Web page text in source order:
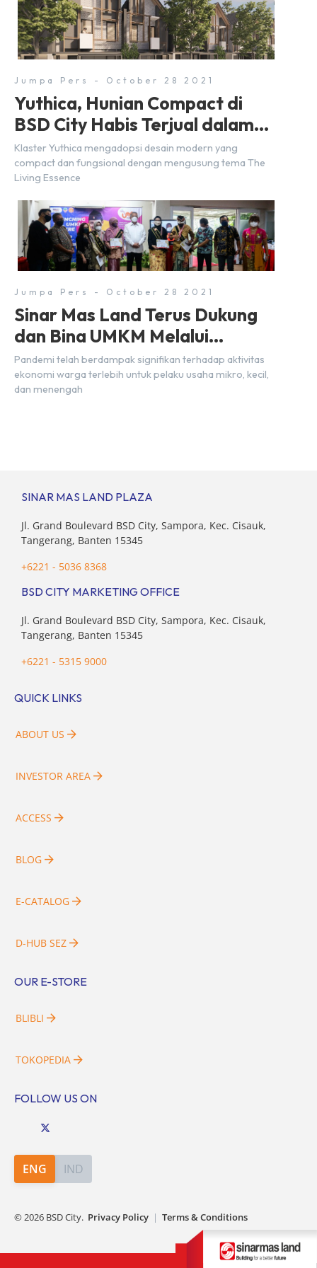
Jumpa Pers - October 28 2021
Yuthica, Hunian Compact di
BSD City Habis Terjual dalam
Sehari
Klaster Yuthica mengadopsi desain modern yang
compact dan fungsional dengan mengusung tema The
Living Essence
Jumpa Pers - October 28 2021
Sinar Mas Land Terus Dukung
dan Bina UMKM Melalui
Peluncuran SML UMKM Centre
Pandemi telah berdampak signifikan terhadap aktivitas
ekonomi warga terlebih untuk pelaku usaha mikro, kecil,
dan menengah
SINAR MAS LAND PLAZA
Jl. Grand Boulevard BSD City, Sampora, Kec. Cisauk,
Tangerang, Banten 15345
+6221 - 5036 8368
BSD CITY MARKETING OFFICE
Jl. Grand Boulevard BSD City, Sampora, Kec. Cisauk,
Tangerang, Banten 15345
+6221 - 5315 9000
QUICK LINKS
ABOUT US
INVESTOR AREA
ACCESS
BLOG
E-CATALOG
D-HUB SEZ
OUR E-STORE
BLIBLI
TOKOPEDIA
FOLLOW US ON
ENG IND
©2026 BSD City. Privacy Policy | Terms & Conditions